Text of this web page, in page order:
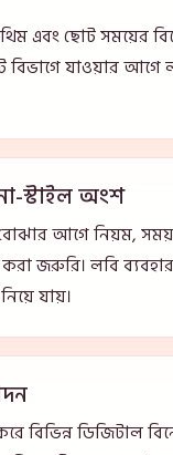
এবং ছোট সময়ের
বিভাগে যাওয়ার আগে
স্টাইল অংশ
আগে নিয়ম, সময়
করা জরুরি। লবি
যায়।
বিভিন্ন ডিজিটাল